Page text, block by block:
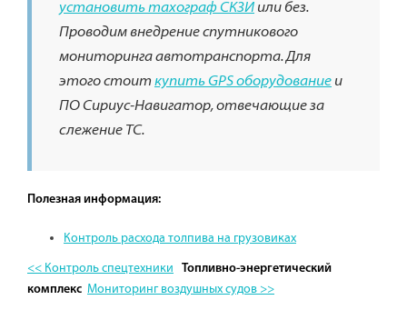
установить тахограф СКЗИ или без.
Проводим внедрение спутникового
мониторинга автотранспорта. Для
этого стоит купить GPS оборудование и
ПО Сириус-Навигатор, отвечающие за
слежение ТС.
Полезная информация:
Контроль расхода толпива на грузовиках
<< Контроль спецтехники
Топливно-энергетический
комплекс Мониторинг воздушных судов >>